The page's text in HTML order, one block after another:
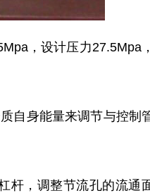
，设计压力27.5Mpa，
自身能量来调节与控制
杆，调整节流孔的流通